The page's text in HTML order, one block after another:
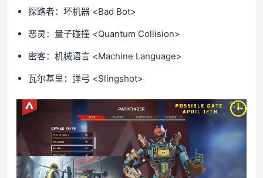
探路者：坏机器 <Bad Bot>
恶灵：量子碰撞 <Quantum Collision>
密客：机械语言 <Machine Language>
瓦尔基里：弹弓 <Slingshot>